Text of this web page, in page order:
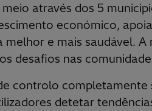
através dos 5
económico,
e mais saudável. A
desafios nas
controlo completamente
detetar